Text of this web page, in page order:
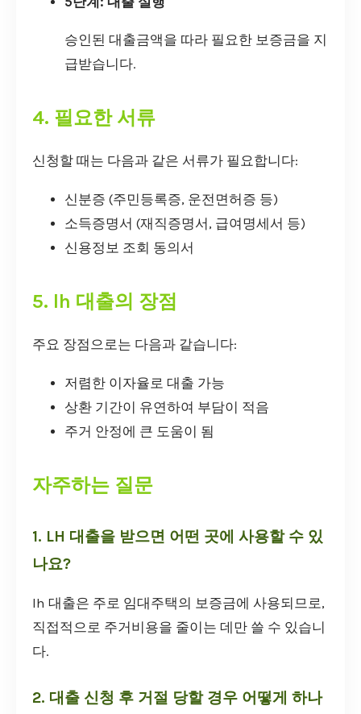
승인된 대출금액을 따라 필요한 보증금을 지
급받습니다.
4. 필요한 서류
신청할 때는 다음과 같은 서류가 필요합니다:
신분증 (주민등록증, 운전면허증 등)
소득증명서 (재직증명서, 급여명세서 등)
신용정보 조회 동의서
5. lh 대출의 장점
주요 장점으로는 다음과 같습니다:
저렴한 이자율로 대출 가능
상환 기간이 유연하여 부담이 적음
주거 안정에 큰 도움이 됨
자주하는 질문
1. LH 대출을 받으면 어떤 곳에 사용할 수 있
나요?
lh 대출은 주로 임대주택의 보증금에 사용되므로,
직접적으로 주거비용을 줄이는 데만 쓸 수 있습니
다.
2. 대출 신청 후 거절 당할 경우 어떻게 하나